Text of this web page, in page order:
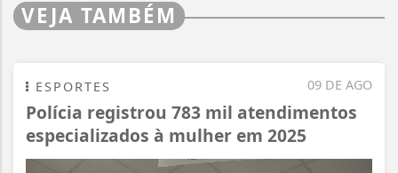
VEJA TAMBÉM
09 DE AGO
ESPORTES
Polícia registrou 783 mil atendimentos
especializados à mulher em 2025